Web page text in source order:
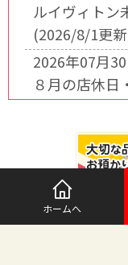
ルイヴィトン
(2026/8/1更新
2026年07月
８月の店休日
ホームへ